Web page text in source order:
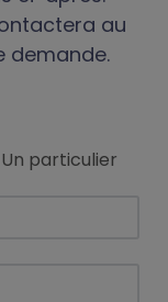
au
demande.
Un particulier